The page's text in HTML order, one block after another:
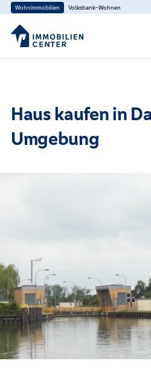
Wohnimmobilien Volksbank-Wohnen
Haus kaufen in
Umgebung